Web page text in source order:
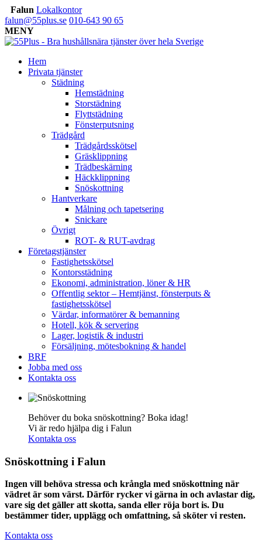
Falun Lokalkontor
falun@55plus.se 010-643 90 65
MENY
Hem
Privata tjänster
Städning
Hemstädning
Storstädning
Flyttstädning
Fönsterputsning
Trädgård
Trädgårdsskötsel
Gräsklippning
Trädbeskärning
Häckklippning
Snöskottning
Hantverkare
Målning och tapetsering
Snickare
Övrigt
ROT- & RUT-avdrag
Företagstjänster
Fastighetsskötsel
Kontorsstädning
Ekonomi, administration, löner & HR
Offentlig sektor – Hemtjänst, fönsterputs &
fastighetsskötsel
Värdar, informatörer & bemanning
Hotell, kök & servering
Lager, logistik & industri
Försäljning, mötesbokning & handel
BRF
Jobba med oss
Kontakta oss
Behöver du boka snöskottning? Boka idag!
Vi är redo hjälpa dig i Falun
Kontakta oss
Snöskottning i Falun
Ingen vill behöva stressa och krångla med snöskottning när
vädret är som värst. Därför rycker vi gärna in och avlastar dig,
vare sig det gäller att skotta, sanda eller röja bort is. Du
bestämmer tider, upplägg och omfattning, så sköter vi resten.
Kontakta oss